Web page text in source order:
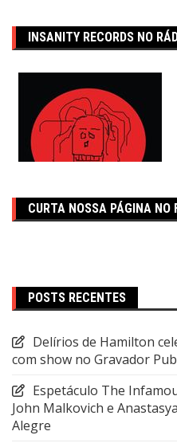
INSANITY RECORDS NO
CURTA NOSSA PÁGINA NO
POSTS RECENTES
Delírios de Hamilton
com show no Gravador Pub
Espetáculo The
John Malkovich e
Alegre